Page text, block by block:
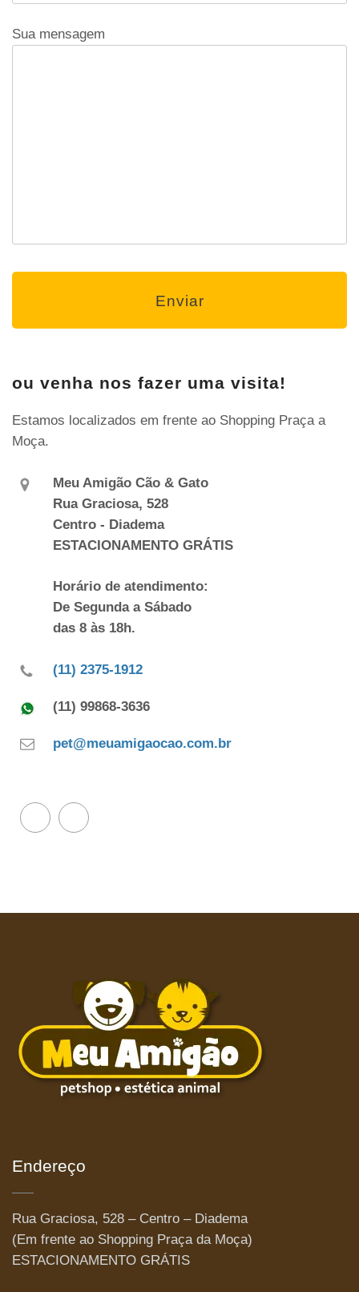
Sua mensagem
ou venha nos fazer uma visita!
Estamos localizados em frente ao Shopping Praça a
Moça.
Meu Amigão Cão & Gato
Rua Graciosa, 528
Centro - Diadema
ESTACIONAMENTO GRÁTIS
Horário de atendimento:
De Segunda a Sábado
das 8 às 18h.
(11) 2375-1912
(11) 99868-3636
pet@meuamigaocao.com.br
Endereço
Rua Graciosa, 528 – Centro – Diadema
(Em frente ao Shopping Praça da Moça)
ESTACIONAMENTO GRÁTIS